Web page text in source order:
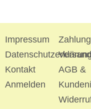
Impressum
Kontakt
Anmelden
Versand
AGB &